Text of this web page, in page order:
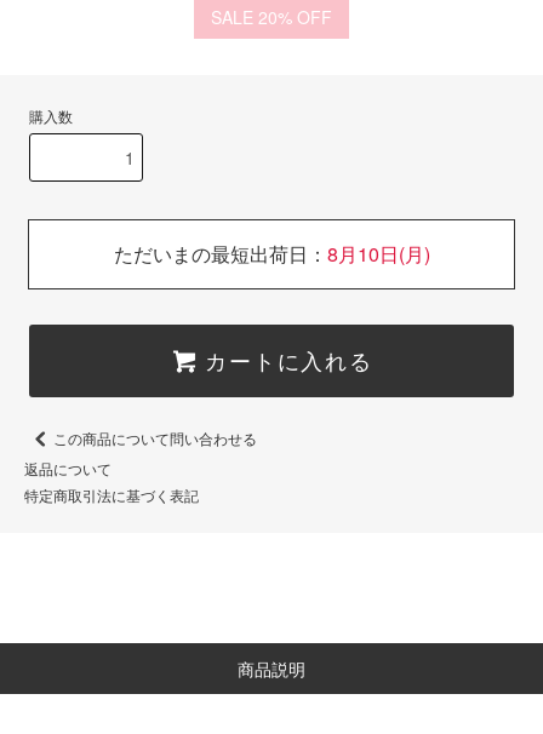
20%
購入数
ただいまの最短出荷日： 8月10日(月)
カートに入れる
この商品について問い合わせる
返品について
特定商取引法に基づく表記
商品説明